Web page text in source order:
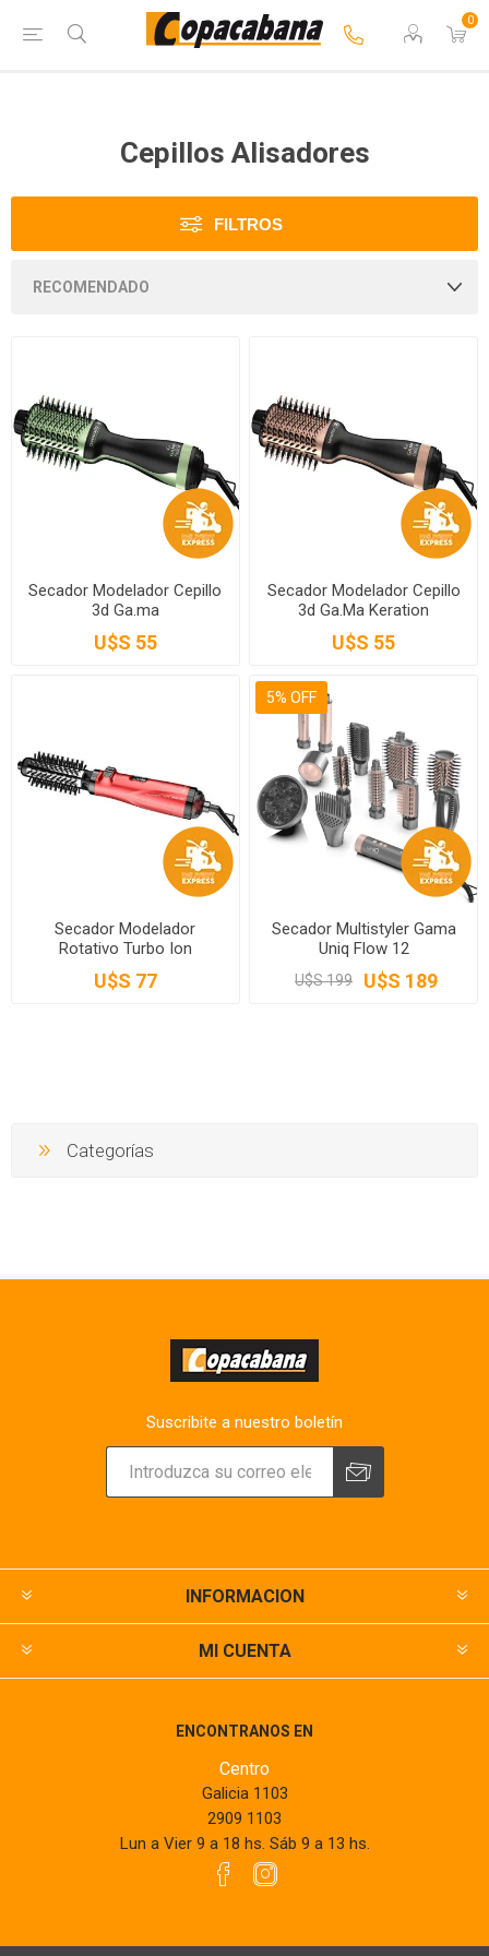
0
Cepillos Alisadores
FILTROS
Secador Modelador Cepillo
3d Ga.ma
U$S 55
Secador Modelador Cepillo
3d Ga.Ma Keration
U$S 55
Secador Modelador
Rotativo Turbo Ion
U$S 77
5% OFF
Secador Multistyler Gama
Uniq Flow 12
U$S 199 U$S 189
Categorías
Suscribite a nuestro boletín
INFORMACION
MI CUENTA
ENCONTRANOS EN
Centro
Galicia 1103
2909 1103
Lun a Vier 9 a 18 hs. Sáb 9 a 13 hs.